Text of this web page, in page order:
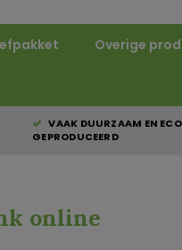
Overige
VAAK DUURZAAM EN
GEPRODUCEERD
online